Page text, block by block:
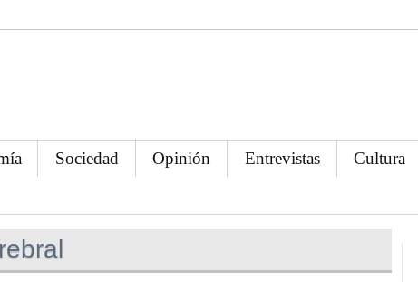
Sociedad Opinión Entrevistas Cultura